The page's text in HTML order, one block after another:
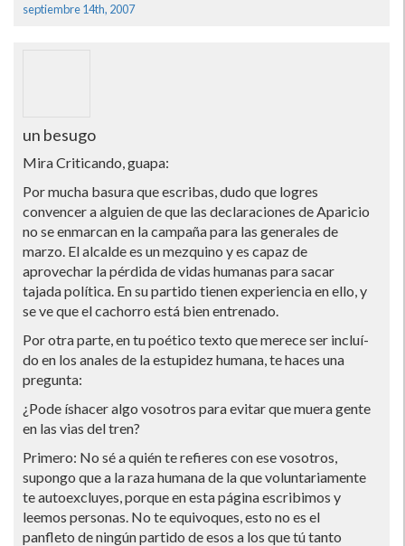
septiembre 14th, 2007
un besugo
Mira Criticando, guapa:
Por mucha basura que escribas, dudo que logres
convencer a alguien de que las declaraciones de Aparicio
no se enmarcan en la campaña para las generales de
marzo. El alcalde es un mezquino y es capaz de
aprovechar la pérdida de vidas humanas para sacar
tajada polí­tica. En su partido tienen experiencia en ello, y
se ve que el cachorro está bien entrenado.
Por otra parte, en tu poético texto que merece ser incluí­
do en los anales de la estupidez humana, te haces una
pregunta:
¿Pode í­shacer algo vosotros para evitar que muera gente
en las vias del tren?
Primero: No sé a quién te refieres con ese vosotros,
supongo que a la raza humana de la que voluntariamente
te autoexcluyes, porque en esta página escribimos y
leemos personas. No te equivoques, esto no es el
panfleto de ningún partido de esos a los que tú tanto